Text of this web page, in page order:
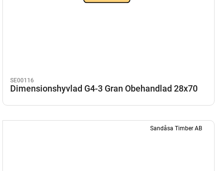
SE00116
Dimensionshyvlad G4-3 Gran Obehandlad 28x70
Sandåsa Timber AB